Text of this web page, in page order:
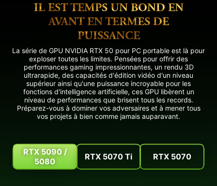
IL EST TEMPS UN BOND EN
AVANT EN TERMES DE
PUISSANCE
La série de GPU NVIDIA RTX 50 pour PC portable est là pour
exploser toutes les limites. Pensées pour offrir des
performances gaming impressionnantes, un rendu 3D
ultrarapide, des capacités d'édition vidéo d'un niveau
supérieur ainsi qu'une puissance incroyable pour les
fonctions d'intelligence artificielle, ces GPU libèrent un
niveau de performances que brisent tous les records.
Préparez-vous à dominer vos adversaires et à mener tous
vos projets à bien comme jamais auparavant.
RTX 5090 /
5080
RTX 5070 Ti RTX 5070